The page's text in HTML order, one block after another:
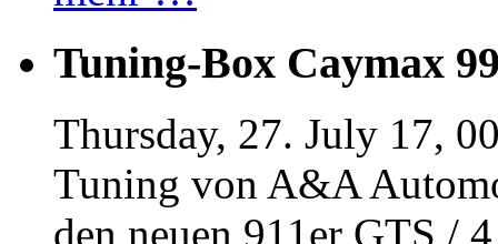
Tuning-Box Caymax
Thursday, 27. July 17,
Tuning von A&A
den neuen 911er GTS /